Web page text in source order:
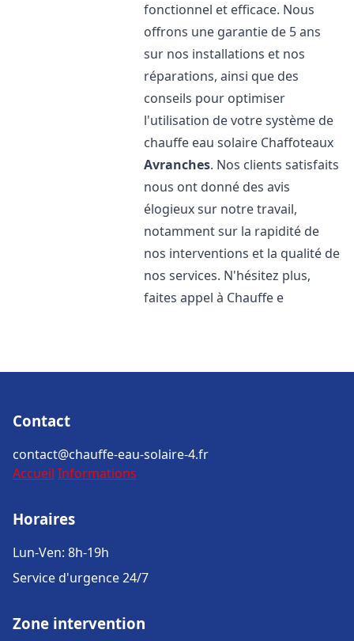
fonctionnel et efficace. Nous
offrons une garantie de 5 ans
sur nos installations et nos
réparations, ainsi que des
conseils pour optimiser
l'utilisation de votre système de
chauffe eau solaire Chaffoteaux
Avranches. Nos clients satisfaits
nous ont donné des avis
élogieux sur notre travail,
notamment sur la rapidité de
nos interventions et la qualité de
nos services. N'hésitez plus,
faites appel à Chauffe e
Contact
contact@chauffe-eau-solaire-4.fr
Accueil Informations
Horaires
Lun-Ven: 8h-19h
Service d'urgence 24/7
Zone intervention